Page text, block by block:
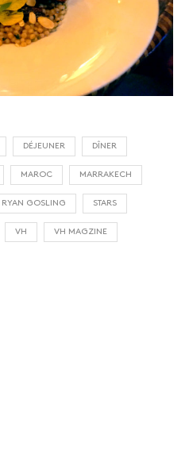
DÉJEUNER DÎNER
MAROC MARRAKECH
RYAN GOSLING STARS
VH VH MAGZINE